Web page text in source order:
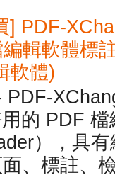
] PDF-
輯軟體標
軟體)
PDF-
的 PDF
），具
、標註、